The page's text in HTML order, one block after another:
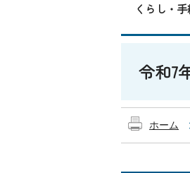
くらし・手
令和7
ホーム